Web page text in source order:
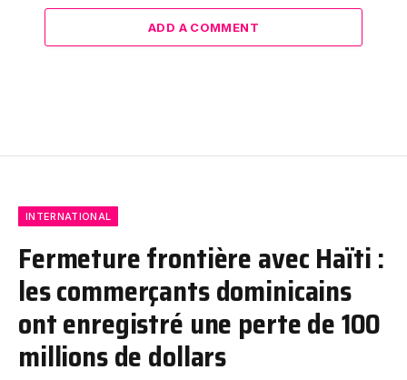
ADD A COMMENT
INTERNATIONAL
Fermeture frontière avec Haïti :
les commerçants dominicains
ont enregistré une perte de 100
millions de dollars